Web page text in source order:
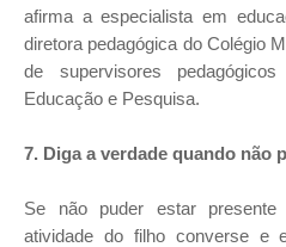
afirma a especialista em
diretora pedagógica do Colégio
de supervisores
Educação e Pesquisa.
7. Diga a verdade quando não
Se não puder estar
atividade do filho converse e